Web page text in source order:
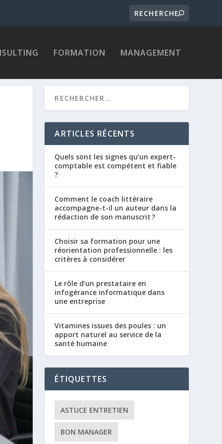
FORMATION MANAGEMENT
ARTICLES RÉCENTS
Quels sont les signes qu’un expert-
comptable est compétent et fiable
?
Comment le coach littéraire
accompagne-t-il un auteur dans la
rédaction de son manuscrit ?
Choisir sa formation pour une
réorientation professionnelle : les
critères à considérer
Le rôle d’un prestataire en
infogérance informatique dans
une entreprise
Vitamines issues des poules : un
apport naturel au service de la
santé humaine
ÉTIQUETTES
ASTUCE ENTRETIEN
BON MANAGER